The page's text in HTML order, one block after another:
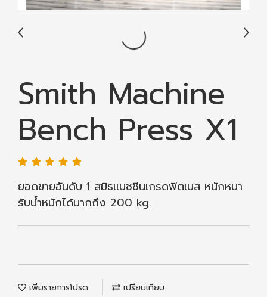
Smith Machine
Bench Press X1
ยอดขายอันดับ 1 สมิธแมชชีนเกรดฟิตเนส หนักหนา
รับน้ำหนักได้มากถึง 200 kg.
เพิ่มรายการโปรด เปรียบเทียบ